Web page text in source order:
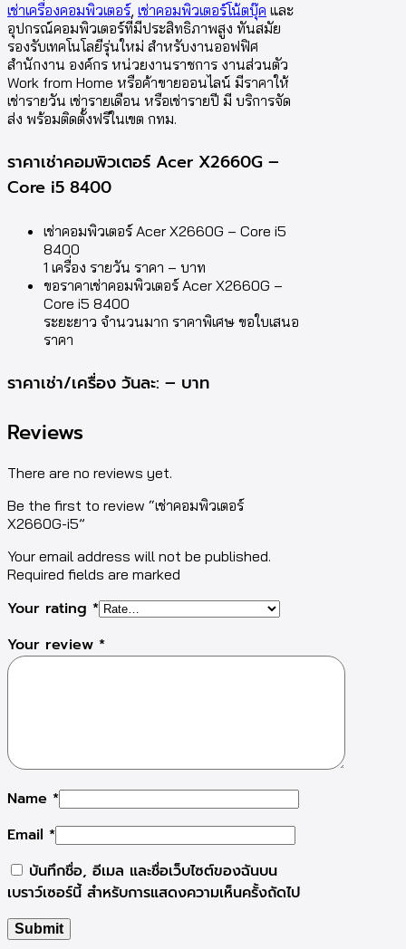
เช่าเครื่องคอมพิวเตอร์, เช่าคอมพิวเตอร์โน้ตบุ๊ค และ
อุปกรณ์คอมพิวเตอร์ที่มีประสิทธิภาพสูง ทันสมัย
รองรับเทคโนโลยีรุ่นใหม่ สำหรับงานออฟฟิศ
สำนักงาน องค์กร หน่วยงานราชการ งานส่วนตัว
Work from Home หรือค้าขายออนไลน์ มีราคาให้
เช่ารายวัน เช่ารายเดือน หรือเช่ารายปี มี บริการจัด
ส่ง พร้อมติดตั้งฟรีในเขต กทม.
ราคาเช่าคอมพิวเตอร์ Acer X2660G –
Core i5 8400
เช่าคอมพิวเตอร์ Acer X2660G – Core i5
8400
1 เครื่อง รายวัน ราคา – บาท
ขอราคาเช่าคอมพิวเตอร์ Acer X2660G –
Core i5 8400
ระยะยาว จำนวนมาก ราคาพิเศษ ขอใบเสนอ
ราคา
ราคาเช่า/เครื่อง วันละ: – บาท
Reviews
There are no reviews yet.
Be the first to review “เช่าคอมพิวเตอร์
X2660G-i5”
Your email address will not be published.
Required fields are marked
Your rating *
Your review *
Name *
Email *
บันทึกชื่อ, อีเมล และชื่อเว็บไซต์ของฉันบน
เบราว์เซอร์นี้ สำหรับการแสดงความเห็นครั้งถัดไป